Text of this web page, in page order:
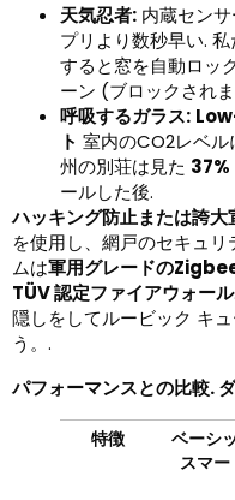
天気忍者: 内蔵セン
プリより数秒早い.
すると窓を自動ロッ
ーン (ブロックされ
呼吸するガラス:
ト 室内のCO2レベ
州の別荘は見た 37%
ールした後.
ハッキング防止または誇大
を使用し、網戸のセキュ
ムは軍用グレードの
TÜV 認定ファイアウォール
隠しをしてルービック キ
う。.
パフォーマンスとの比較.
特徴
ベーシ
スマー